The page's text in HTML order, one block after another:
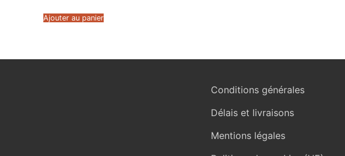
Ajouter au panier
Conditions générales
Délais et livraisons
Mentions légales